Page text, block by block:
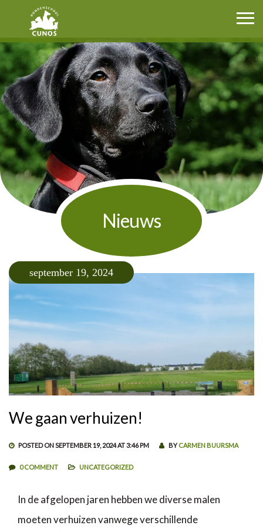
Nieuws
september 19, 2024
We gaan verhuizen!
POSTED ON SEPTEMBER 19, 2024 AT 3:46 PM BYCARMEN BUURSMA
0 COMMENT UNCATEGORIZED
In de afgelopen jaren hebben we diverse malen
moeten verhuizen vanwege verschillende